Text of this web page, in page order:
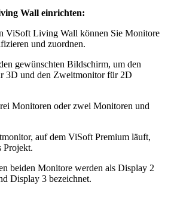
Wall einrichten:
ViSoft Living Wall können Sie Monitore
und zuordnen.
gewünschten Bildschirm, um den
3D und den Zweitmonitor für 2D
Monitoren oder zwei Monitoren und
auf dem ViSoft Premium läuft,
Projekt.
beiden Monitore werden als Display 2
Display 3 bezeichnet.